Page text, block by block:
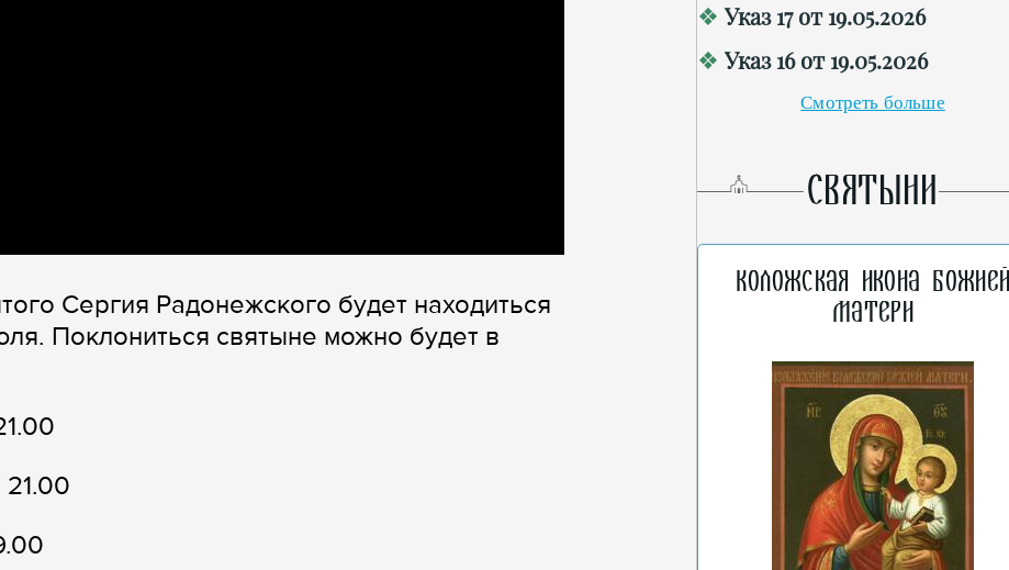
Сергия Радонежского будет находиться
Поклониться святыне можно будет в
Указ 17 от 19.05.2026
Указ 16 от 19.05.2026
Смотреть больше
СВЯТЫНИ
Коложская икона
Матери